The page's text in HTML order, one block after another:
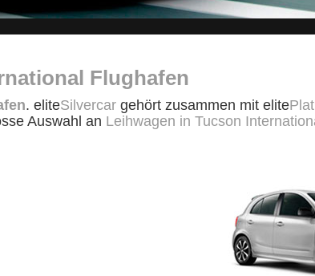
Flughafen
. eliteSilvercar gehört zusammen mit elite
Auswahl an Leihwagen in Tucson